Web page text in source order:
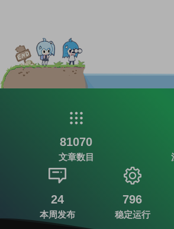
81070
文章数目
24
本周发布
796
稳定运行